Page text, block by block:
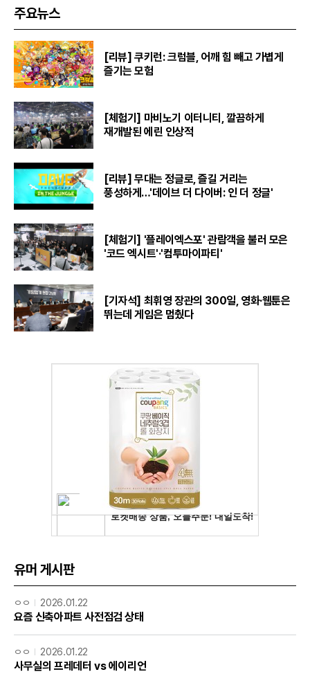
주요뉴스
[리뷰] 쿠키런: 크럼블, 어깨 힘 빼고 가볍게
즐기는 모험
[체험기] 마비노기 이터니티, 깔끔하게
재개발된 에린 인상적
[리뷰] 무대는 정글로, 즐길 거리는
풍성하게…'데이브 더 다이버: 인 더 정글'
[체험기] '플레이엑스포' 관람객을 불러 모은
'코드 엑시트'·'컴투마이파티'
[기자석] 최휘영 장관의 300일, 영화·웹툰은
뛰는데 게임은 멈췄다
유머 게시판
ㅇㅇ 2026.01.22
요즘 신축아파트 사전점검 상태
ㅇㅇ 2026.01.22
사무실의 프레데터 vs 에이리언